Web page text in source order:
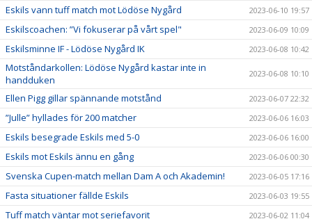
Eskils vann tuff match mot Lödöse Nygård 2023-06-10 19:57
Eskilscoachen: ”Vi fokuserar på vårt spel" 2023-06-09 10:09
Eskilsminne IF - Lödöse Nygård IK 2023-06-08 10:42
Motståndarkollen: Lödöse Nygård kastar inte in
handduken
2023-06-08 10:10
Ellen Pigg gillar spännande motstånd 2023-06-07 22:32
”Julle” hyllades för 200 matcher 2023-06-06 16:03
Eskils besegrade Eskils med 5-0 2023-06-06 16:00
Eskils mot Eskils ännu en gång 2023-06-06 00:30
Svenska Cupen-match mellan Dam A och Akademin! 2023-06-05 17:16
Fasta situationer fällde Eskils 2023-06-03 19:55
Tuff match väntar mot seriefavorit 2023-06-02 11:04